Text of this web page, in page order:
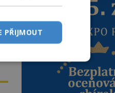
PŘIJMOUT